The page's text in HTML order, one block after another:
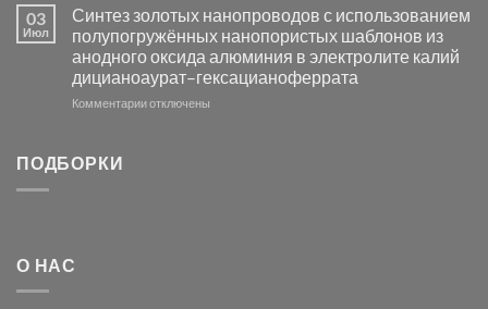
в
видимом
свете
с
помощью
модификации
серебра
с
электродов
серебра
и
03
Июл
Синтез золотых нанопроводов с использованием
полупогружённых нанопористых шаблонов из
анодного оксида алюминия в электролите калий
дицианоаурат–гексацианоферрата
Комментариикотключены
ПОДБОРКИ
О НАС